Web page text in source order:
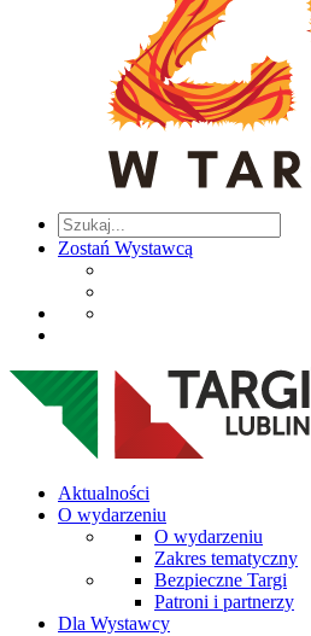
Zostań Wystawcą
Aktualności
O wydarzeniu
O wydarzeniu
Zakres tematyczny
Bezpieczne Targi
Patroni i partnerzy
Dla Wystawcy